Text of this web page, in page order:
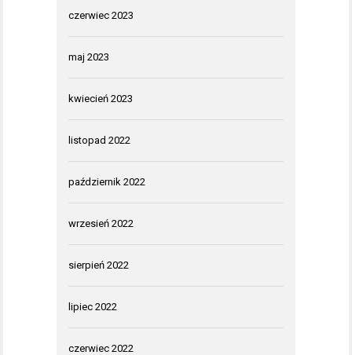
czerwiec 2023
maj 2023
kwiecień 2023
listopad 2022
październik 2022
wrzesień 2022
sierpień 2022
lipiec 2022
czerwiec 2022